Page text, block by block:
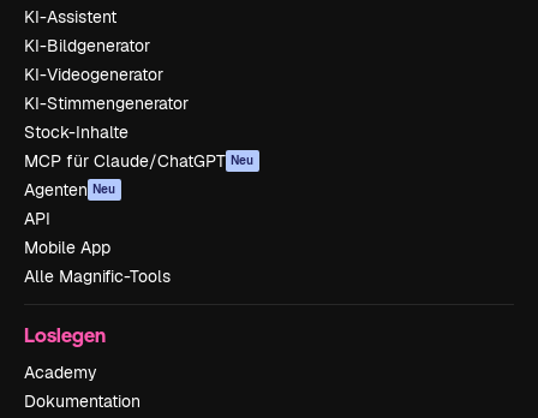
KI-Assistent
KI-Bildgenerator
KI-Videogenerator
KI-Stimmengenerator
Stock-Inhalte
MCP für Claude/ChatGPT Neu
Agenten Neu
API
Mobile App
Alle Magnific-Tools
Loslegen
Academy
Dokumentation